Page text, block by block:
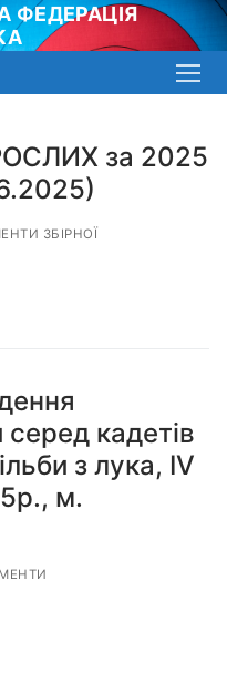
ФЕДЕРАЦІЯ
за 2025
ЗБІРНОЇ
серед кадетів
з лука, ІV
м.